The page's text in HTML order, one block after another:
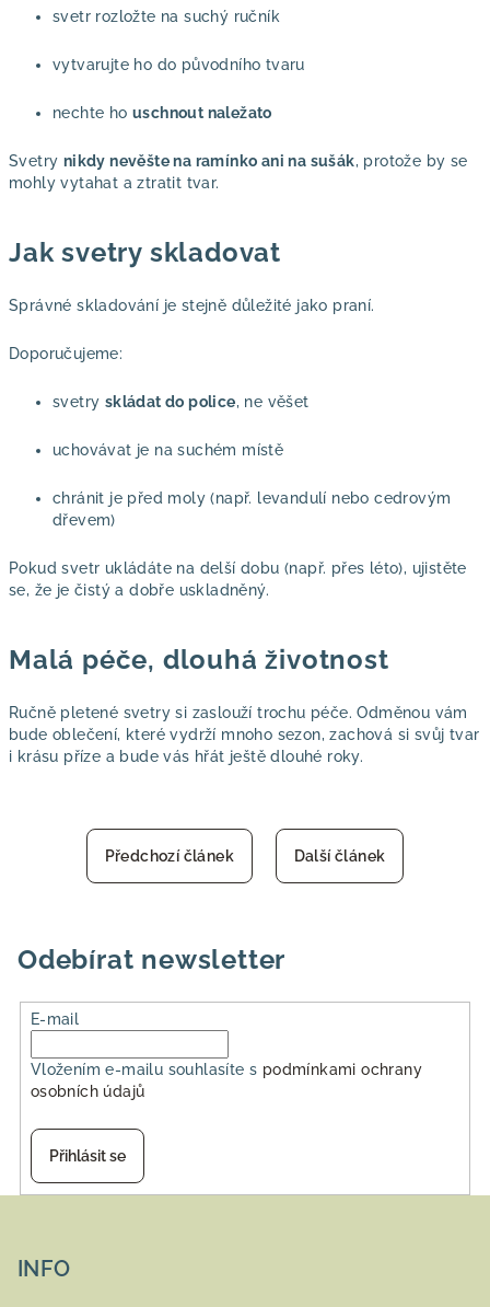
svetr rozložte na suchý ručník
vytvarujte ho do původního tvaru
nechte ho uschnout naležato
Svetry nikdy nevěšte na ramínko ani na sušák, protože by se
mohly vytahat a ztratit tvar.
Jak svetry skladovat
Správné skladování je stejně důležité jako praní.
Doporučujeme:
svetry skládat do police, ne věšet
uchovávat je na suchém místě
chránit je před moly (např. levandulí nebo cedrovým
dřevem)
Pokud svetr ukládáte na delší dobu (např. přes léto), ujistěte
se, že je čistý a dobře uskladněný.
Malá péče, dlouhá životnost
Ručně pletené svetry si zaslouží trochu péče. Odměnou vám
bude oblečení, které vydrží mnoho sezon, zachová si svůj tvar
i krásu příze a bude vás hřát ještě dlouhé roky.
Předchozí článek Další článek
Odebírat newsletter
E-mail
Vložením e-mailu souhlasíte s podmínkami ochrany
osobních údajů
Přihlásit se
INFO